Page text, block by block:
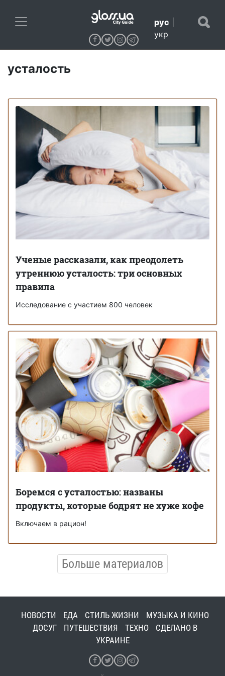
рус
укр
усталость
Ученые рассказали, как преодолеть
утреннюю усталость: три основных
правила
Исследование с участием 800 человек
Боремся с усталостью: названы
продукты, которые бодрят не хуже кофе
Включаем в рацион!
Больше материалов
НОВОСТИ ЕДА СТИЛЬ ЖИЗНИ
МУЗЫКА И КИНО
ДОСУГ
ПУТЕШЕСТВИЯ ТЕХНО
СДЕЛАНО В
УКРАИНЕ